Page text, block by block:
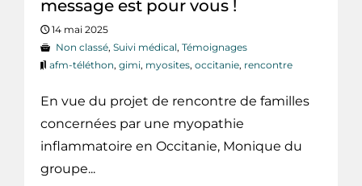
message est pour vous !
14 mai 2025
Non classé, Suivi médical, Témoignages
afm-téléthon, gimi, myosites, occitanie, rencontre
En vue du projet de rencontre de familles
concernées par une myopathie
inflammatoire en Occitanie, Monique du
groupe...